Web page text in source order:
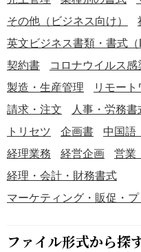
その他（ビジネス向け）
英文ビジネス書類・書式（
契約書
コロナウイルス
製造・生産管理
リモート
請求・注文
人事・労務書
トリセツ
企画書
中国語
経理業務
経営企画 営業
経理・会計・財務書式
マーケティング・販促・
ファイル形式から探